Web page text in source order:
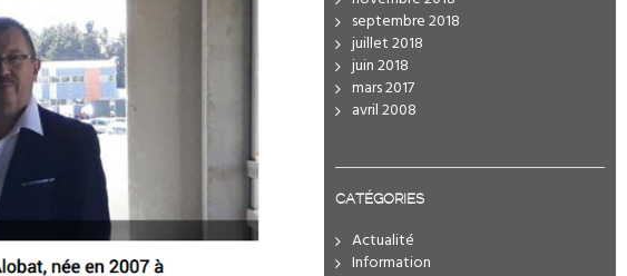
septembre 2018
juillet 2018
juin 2018
mars 2017
avril 2008
CATÉGORIES
Actualité
Information